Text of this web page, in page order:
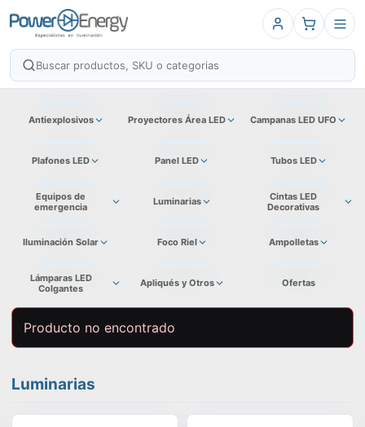
Antiexplosivos Proyectores Área LED Campanas LED UFO
Plafones LED Panel LED Tubos LED
Equipos de
emergencia
Luminarias
Cintas LED
Decorativas
Iluminación Solar Foco Riel Ampolletas
Lámparas LED
Colgantes
Apliqués y Otros Ofertas
Producto no encontrado
Luminarias